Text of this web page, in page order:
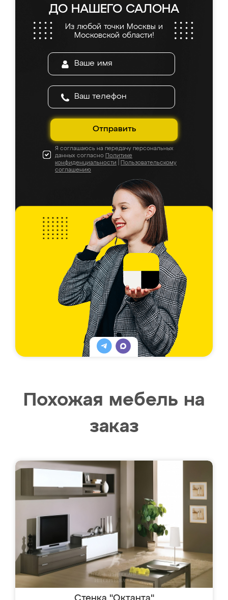
ДО НАШЕГО САЛОНА
Из любой точки Москвы и
Московской области!
Отправить
Я соглашаюсь на передачу персональных
данных согласно Политике
конфиденциальности
Пользовательскому
соглашению
Похожая мебель на
заказ